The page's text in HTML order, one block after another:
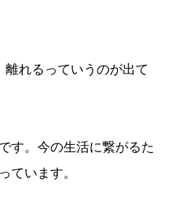
離れるっていうのが出て
す。今の生活に繋がるた
ています。